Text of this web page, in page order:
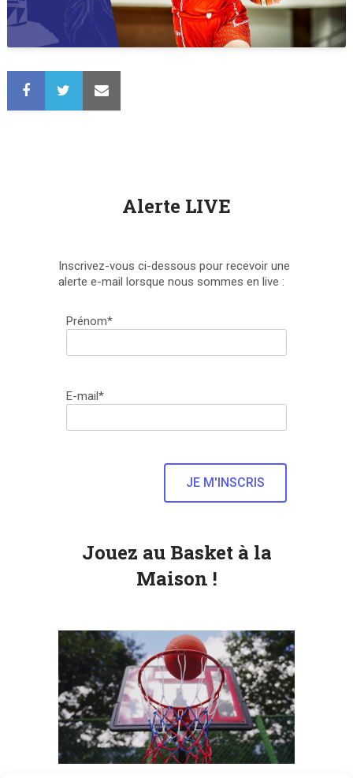
Alerte LIVE
Inscrivez-vous ci-dessous pour recevoir une
alerte e-mail lorsque nous sommes en live :
Prénom*
E-mail*
Jouez au Basket à la
Maison !